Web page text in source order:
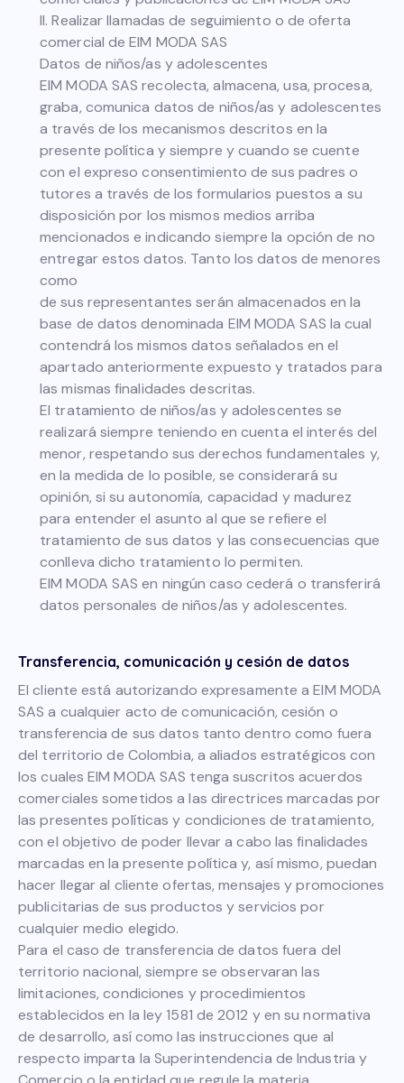
II. Realizar llamadas de seguimiento o de oferta
comercial de EIM MODA SAS
Datos de niños/as y adolescentes
EIM MODA SAS recolecta, almacena, usa, procesa,
graba, comunica datos de niños/as y adolescentes
a través de los mecanismos descritos en la
presente política y siempre y cuando se cuente
con el expreso consentimiento de sus padres o
tutores a través de los formularios puestos a su
disposición por los mismos medios arriba
mencionados e indicando siempre la opción de no
entregar estos datos. Tanto los datos de menores
como
de sus representantes serán almacenados en la
base de datos denominada EIM MODA SAS la cual
contendrá los mismos datos señalados en el
apartado anteriormente expuesto y tratados para
las mismas finalidades descritas.
El tratamiento de niños/as y adolescentes se
realizará siempre teniendo en cuenta el interés del
menor, respetando sus derechos fundamentales y,
en la medida de lo posible, se considerará su
opinión, si su autonomía, capacidad y madurez
para entender el asunto al que se refiere el
tratamiento de sus datos y las consecuencias que
conlleva dicho tratamiento lo permiten.
EIM MODA SAS en ningún caso cederá o transferirá
datos personales de niños/as y adolescentes.
Transferencia, comunicación y cesión de datos
El cliente está autorizando expresamente a EIM MODA
SAS a cualquier acto de comunicación, cesión o
transferencia de sus datos tanto dentro como fuera
del territorio de Colombia, a aliados estratégicos con
los cuales EIM MODA SAS tenga suscritos acuerdos
comerciales sometidos a las directrices marcadas por
las presentes políticas y condiciones de tratamiento,
con el objetivo de poder llevar a cabo las finalidades
marcadas en la presente política y, así mismo, puedan
hacer llegar al cliente ofertas, mensajes y promociones
publicitarias de sus productos y servicios por
cualquier medio elegido.
Para el caso de transferencia de datos fuera del
territorio nacional, siempre se observaran las
limitaciones, condiciones y procedimientos
establecidos en la ley 1581 de 2012 y en su normativa
de desarrollo, así como las instrucciones que al
respecto imparta la Superintendencia de Industria y